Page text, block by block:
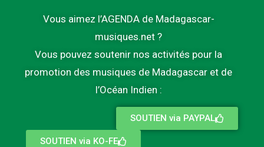
Vous aimez l’AGENDA de Madagascar-
musiques.net ?
Vous pouvez soutenir nos activités pour la
promotion des musiques de Madagascar et de
l’Océan Indien :
SOUTIEN via PAYPAL
SOUTIEN via KO-FE